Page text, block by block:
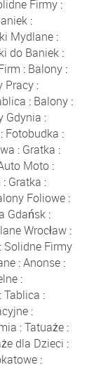
Firmy :
:
Mydlane :
do Baniek :
: Balony :
Pracy:
: Balony:
Gdynia :
: Fotobudka :
: Gratka :
Moto :
: Gratka :
Foliowe :
Gdańsk :
Wrocław:
Solidne Firmy
:Anonse:
:
Tablica :
:
:Tatuaże:
dla Dzieci :
: